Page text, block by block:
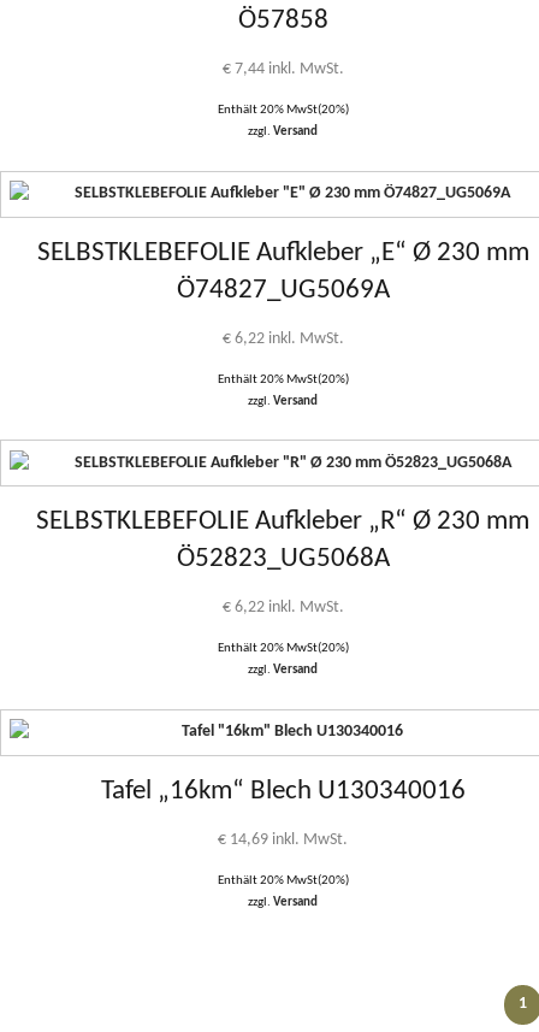
Ö57858
€7,44 inkl. MwSt.
Enthält 20% MwSt(20%)
zzgl.Versand
SELBSTKLEBEFOLIE Aufkleber „E“ Ø 230 mm
Ö74827_UG5069A
€6,22 inkl. MwSt.
Enthält 20% MwSt(20%)
zzgl.Versand
SELBSTKLEBEFOLIE Aufkleber „R“ Ø 230 mm
Ö52823_UG5068A
€6,22 inkl. MwSt.
Enthält 20% MwSt(20%)
zzgl.Versand
Tafel „16km“ Blech U130340016
€ 14,69 inkl. MwSt.
Enthält 20% MwSt(20%)
zzgl.Versand
1